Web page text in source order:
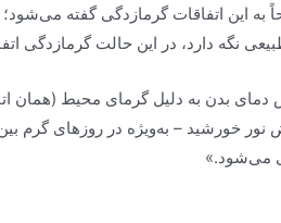
این اتفاقات گرمازدگی گفته می‌شود؛
نگه دارد، در این حالت گرمازدگی
بدن به دلیل گرمای محیط (همان
می‌شود.»